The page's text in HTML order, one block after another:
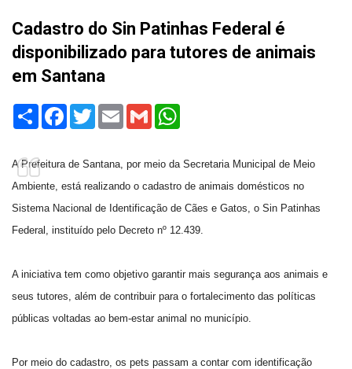
Cadastro do Sin Patinhas Federal é
disponibilizado para tutores de animais
em Santana
Share Facebook
TwitterEmail Gmail
A Prefeitura de Santana, por meio da Secretaria Municipal de Meio
Ambiente, está realizando o cadastro de animais domésticos no
Sistema Nacional de Identificação de Cães e Gatos, o Sin Patinhas
Federal, instituído pelo Decreto nº 12.439.
A iniciativa tem como objetivo garantir mais segurança aos animais e
seus tutores, além de contribuir para o fortalecimento das políticas
públicas voltadas ao bem-estar animal no município.
Por meio do cadastro, os pets passam a contar com identificação